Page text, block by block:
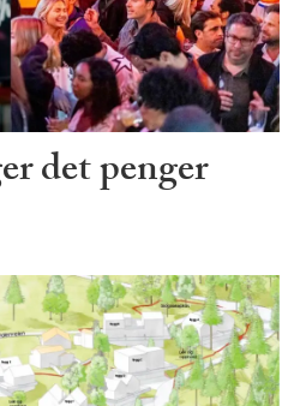
det penger